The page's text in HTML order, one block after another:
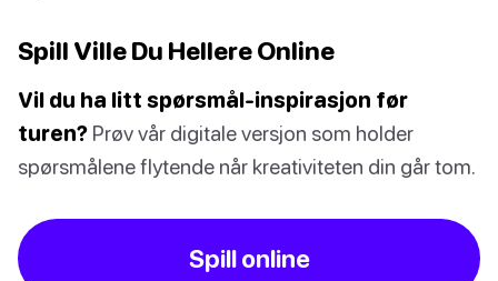
Spill Ville Du Hellere Online
Vil du ha litt spørsmål-inspirasjon før
turen? Prøv vår digitale versjon som holder
spørsmålene flytende når kreativiteten din går tom.
Spill online